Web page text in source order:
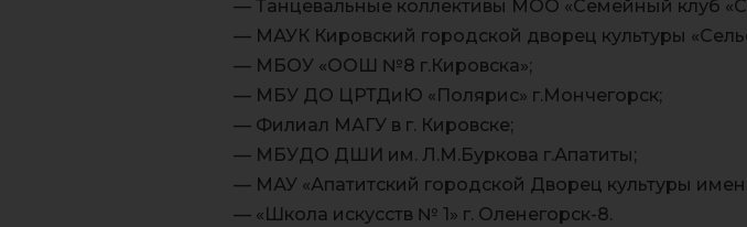
— Танцевальные коллективы МОО «Семейный клуб
— МАУК Кировский городской дворец культуры
— МБОУ «ООШ №8 г.Кировска»;
— МБУ ДО ЦРТДиЮ «Полярис» г.Мончегорск;
— Филиал МАГУ в г. Кировске;
— МБУДО ДШИ им. Л.М.Буркова г.Апатиты;
— МАУ «Апатитский городской Дворец культуры
— «Школа искусств № 1» г. Оленегорск-8.